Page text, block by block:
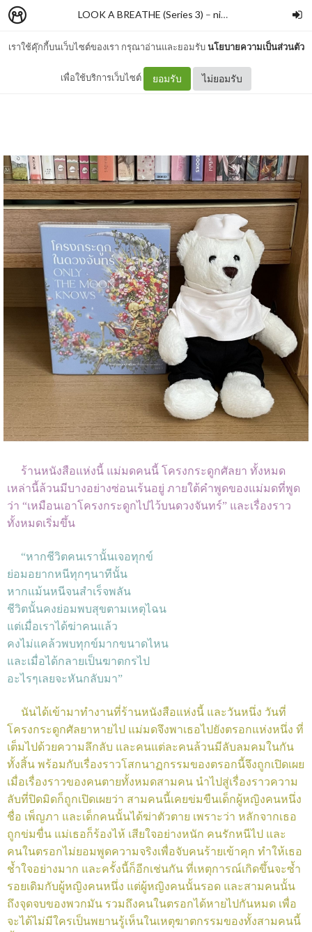
เราใช้คุ๊กกี้บนเว็บไซต์ของเรา กรุณาอ่านและยอมรับนโยบายความเป็นส่วนตัว
เพื่อใช้บริการเว็บไซต์ ยอมรับ ไม่ยอมรับ
LOOK A BREATHE (Series 3) – nimon
โครงกระดูกในดวงจันทร์
ร้านหนังสือแห่งนี้ แม่มดคนนี้ โครงกระดูกศัลยา ทั้งหมด
เหล่านี้ล้วนมีบางอย่างซ่อนเร้นอยู่ ภายใต้คำพูดของแม่มดที่พูด
ว่า “เหมือนเอาโครงกระดูกไปไว้บนดวงจันทร์” และเรื่องราว
ทั้งหมดเริ่มขึ้น
“หากชีวิตคนเรานั้นเจอทุกข์
ย่อมอยากหนีทุกๆนาทีนั้น
หากแม้นหนีจนสำเร็จพลัน
ชีวิตนั้นคงย่อมพบสุขตามเหตุไฉน
แต่เมื่อเราได้ฆ่าคนแล้ว
คงไม่แคล้วพบทุกข์มากขนาดไหน
และเมื่อได้กลายเป็นฆาตกรไป
อะไรๆเลยจะหันกลับมา”
นันได้เข้ามาทำงานที่ร้านหนังสือแห่งนี้ และวันหนึ่ง วันที่
โครงกระดูกศัลยาหายไป แม่มดจึงพาเธอไปยังตรอกแห่งหนึ่ง ที่
เต็มไปด้วยความลึกลับ และคนแต่ละคนล้วนมีลับลมคมในกัน
ทั้งสิ้น พร้อมกับเรื่องราวโสกนาฏกรรมของตรอกนี้จึงถูกเปิดเผย
เมื่อเรื่องราวของคนตายทั้งหมดสามคน นำไปสู่เรื่องราวความ
ลับที่ปิดมิดก็ถูกเปิดเผยว่า สามคนนี้เคยข่มขืนเด็กผู้หญิงคนหนึ่ง
ชื่อ เพ็ญภา และเด็กคนนั้นได้ฆ่าตัวตาย เพราะว่า หลักจากเธอ
ถูกข่มขื่น แม่เธอก็ร้องไห้ เสียใจอย่างหนัก คนรักหนีไป และ
คนในตรอกไม่ยอมพูดความจริงเพื่อจับคนร้ายเข้าคุก ทำให้เธอ
ช้ำใจอย่างมาก และครั้งนี้ก็อีกเช่นกัน ที่เหตุการณ์เกิดขึ้นจะซ้ำ
รอยเดิมกับผู้หญิงคนหนึ่ง แต่ผู้หญิงคนนั้นรอด และสามคนนั้น
ถึงจุดจบของพวกมัน รวมถึงคนในตรอกได้หายไปกันหมด เพื่อ
จะได้ไม่มีใครเป็นพยานรู้เห็นในเหตุฆาตกรรมของทั้งสามคนนี้